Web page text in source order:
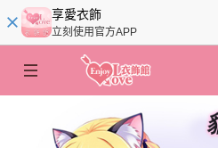
享愛衣飾
立刻使用官方APP